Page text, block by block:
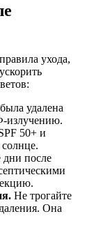
ухода,
удалена
излучению.
50+ и
после
Не трогайте
Она